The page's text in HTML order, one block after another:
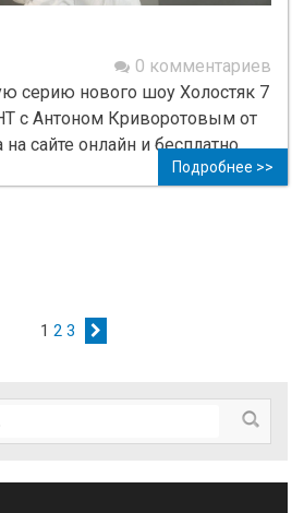
0 комментариев
серию нового шоу Холостяк 7
с Антоном Криворотовым от
сайте онлайн и бесплатно.
Подробнее >>
1 2 3